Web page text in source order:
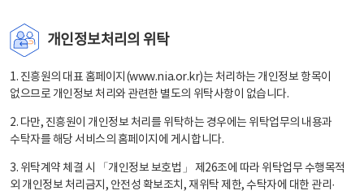
개인정보처리의 위탁
1. 진흥원의 대표 홈페이지(www.nia.or.kr)는 처리하는 개인정보 항목이
없으므로 개인정보 처리와 관련한 별도의 위탁사항이 없습니다.
2. 다만, 진흥원이 개인정보 처리를 위탁하는 경우에는 위탁업무의 내용과
수탁자를 해당 서비스의 홈페이지에 게시합니다.
3. 위탁계약 체결 시 「개인정보 보호법」 제26조에 따라 위탁업무 수행목적
외 개인정보 처리금지, 안전성 확보조치, 재위탁 제한, 수탁자에 대한 관리·